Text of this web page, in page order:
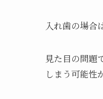
入れ歯の場合
見た目の問題
しまう可能性